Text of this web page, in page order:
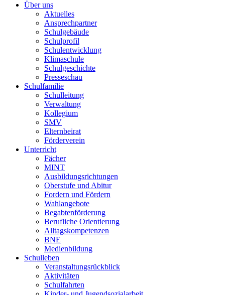
Über uns
Aktuelles
Ansprechpartner
Schulgebäude
Schulprofil
Schulentwicklung
Klimaschule
Schulgeschichte
Presseschau
Schulfamilie
Schulleitung
Verwaltung
Kollegium
SMV
Elternbeirat
Förderverein
Unterricht
Fächer
MINT
Ausbildungsrichtungen
Oberstufe und Abitur
Fordern und Fördern
Wahlangebote
Begabtenförderung
Berufliche Orientierung
Alltagskompetenzen
BNE
Medienbildung
Schulleben
Veranstaltungsrückblick
Aktivitäten
Schulfahrten